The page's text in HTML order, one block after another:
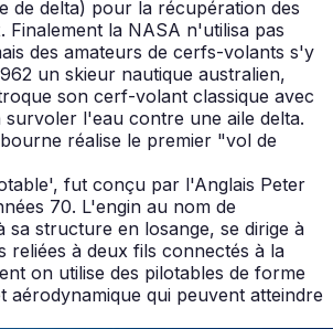
de delta) pour la récupération des
Finalement la NASA n'utilisa pas
des amateurs de cerfs-volants s'y
un skieur nautique australien,
son cerf-volant classique avec
survoler l'eau contre une aile delta.
réalise le premier "vol de
fut conçu par l'Anglais Peter
70. L'engin au nom de
sa structure en losange, se dirige à
reliées à deux fils connectés à la
on utilise des pilotables de forme
aérodynamique qui peuvent atteindre